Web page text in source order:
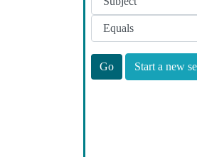
Start a new